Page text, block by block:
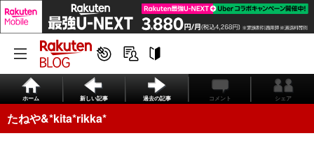
ホーム 新しい記事 過去の記事 コメント シェア
たねや&*kita*rikka*